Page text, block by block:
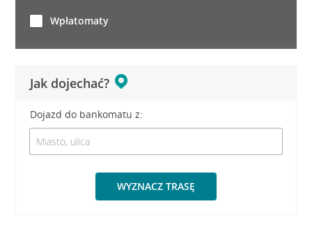
Jak dojechać?
Dojazd do bankomatu z:
WYZNACZ TRASĘ
Wpłatomaty